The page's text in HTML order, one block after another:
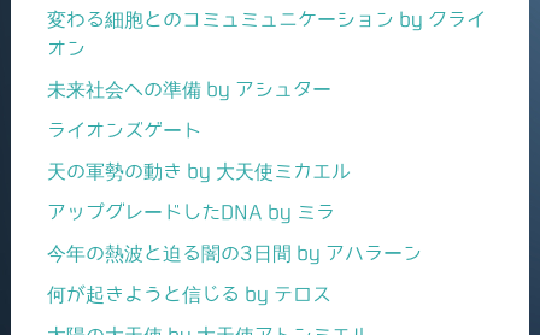
変わる細胞とのコミュミュニケーション by クライ
オン
未来社会への準備 by アシュター
ライオンズゲート
天の軍勢の動き by 大天使ミカエル
アップグレードしたDNA by ミラ
今年の熱波と迫る闇の3日間 by アハラーン
何が起きようと信じる by テロス